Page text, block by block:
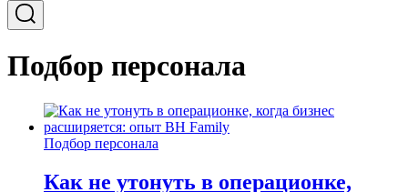
Подбор персонала
Подбор персонала
Как не утонуть в операционке,